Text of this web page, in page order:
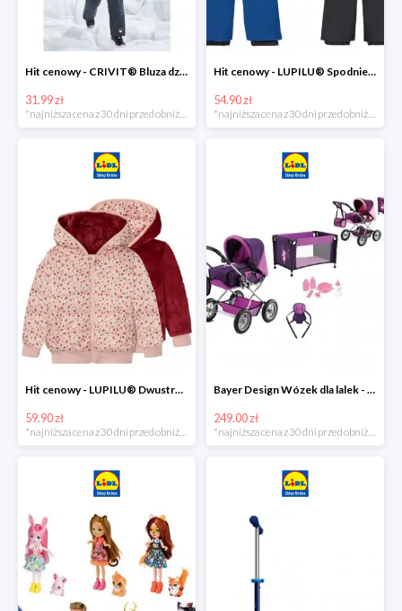
Hit cenowy - CRIVIT® Bluza dziewczęca z polaru
31.99 zł
Hit cenowy - LUPILU® Spodnie narciarskie chłopięce
54.90 zł
Hit cenowy - LUPILU® Dwustronna kurtka pikowana dziewczęca
59.90 zł
*najniższa cena z 30 dni przed obniżką
Bayer Design Wózek dla lalek - megazestaw
249.00 zł
*najniższa cena z 30 dni przed obniżką